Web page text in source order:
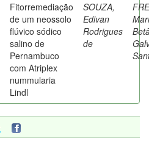
Fitorremediação
de um neossolo
flúvico sódico
salino de
Pernambuco
com Atriplex
nummularia
Lindl
SOUZA,
Edivan
Rodrigues
de